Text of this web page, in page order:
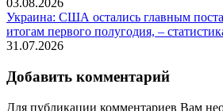
03.08.2026
Украина: США остались главным
итогам первого полугодия, –
31.07.2026
Добавить комментарий
Для публикации комментариев Вам